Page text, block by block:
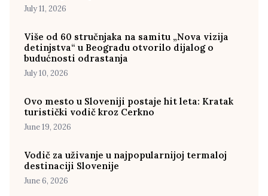
July 11, 2026
Više od 60 stručnjaka na samitu „Nova vizija
detinjstva“ u Beogradu otvorilo dijalog o
budućnosti odrastanja
July 10, 2026
Ovo mesto u Sloveniji postaje hit leta: Kratak
turistički vodič kroz Cerkno
June 19, 2026
Vodič za uživanje u najpopularnijoj termaloj
destinaciji Slovenije
June 6, 2026